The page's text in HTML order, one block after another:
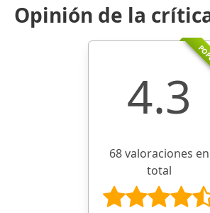
Opinión de la
4.3
68 valoraciones en
total